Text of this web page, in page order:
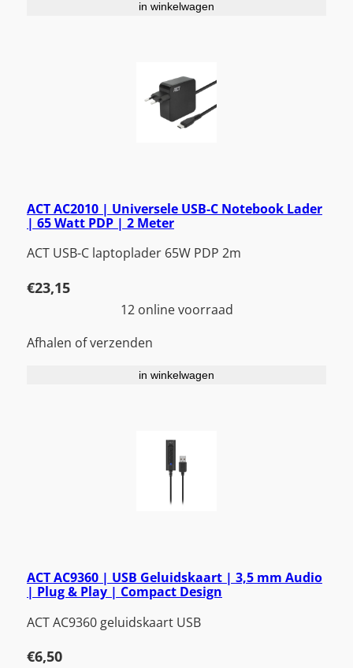
in winkelwagen
ACT AC2010 | Universele USB-C Notebook Lader
| 65 Watt PDP | 2 Meter
ACT USB-C laptoplader 65W PDP 2m
€23,15
12 online voorraad
Afhalen of verzenden
in winkelwagen
ACT AC9360 | USB Geluidskaart | 3,5 mm Audio
| Plug & Play | Compact Design
ACT AC9360 geluidskaart USB
€6,50